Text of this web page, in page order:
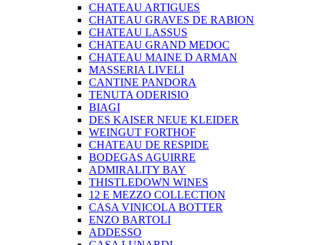
CHATEAU ARTIGUES
CHATEAU GRAVES DE RABION
CHATEAU LASSUS
CHATEAU GRAND MEDOC
CHATEAU MAINE D ARMAN
MASSERIA LIVELI
CANTINE PANDORA
TENUTA ODERISIO
BIAGI
DES KAISER NEUE KLEIDER
WEINGUT FORTHOF
CHATEAU DE RESPIDE
BODEGAS AGUIRRE
ADMIRALITY BAY
THISTLEDOWN WINES
12 E MEZZO COLLECTION
CASA VINICOLA BOTTER
ENZO BARTOLI
ADDESSO